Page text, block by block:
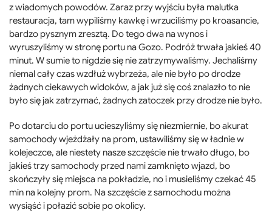
z wiadomych powodów. Zaraz przy wyjściu była malutka
restauracja, tam wypiliśmy kawkę i wrzuciliśmy po kroasancie,
bardzo pysznym zresztą. Do tego dwa na wynos i
wyruszyliśmy w stronę portu na Gozo. Podróż trwała jakieś 40
minut. W sumie to nigdzie się nie zatrzymywaliśmy. Jechaliśmy
niemal cały czas wzdłuż wybrzeża, ale nie było po drodze
żadnych ciekawych widoków, a jak już się coś znalazło to nie
było się jak zatrzymać, żadnych zatoczek przy drodze nie było.
Po dotarciu do portu ucieszyliśmy się niezmiernie, bo akurat
samochody wjeżdżały na prom, ustawiliśmy się w ładnie w
kolejeczce, ale niestety nasze szczęście nie trwało długo, bo
jakieś trzy samochody przed nami zamknięto wjazd, bo
skończyły się miejsca na pokładzie, no i musieliśmy czekać 45
min na kolejny prom. Na szczęście z samochodu można
wysiąść i połazić sobie po okolicy.